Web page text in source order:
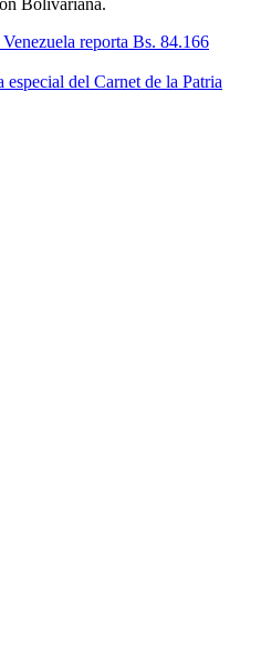
reporta Bs. 84.166
del Carnet de la Patria